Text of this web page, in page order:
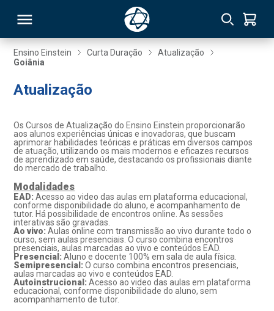
Ensino Einstein Curta Duração
Atualização
Goiânia
Atualização
Os Cursos de Atualização do Ensino Einstein proporcionarão
aos alunos experiências únicas e inovadoras, que buscam
aprimorar habilidades teóricas e práticas em diversos campos
de atuação, utilizando os mais modernos e eficazes recursos
de aprendizado em saúde, destacando os profissionais diante
do mercado de trabalho.
Modalidades
EAD:Acesso ao video das aulas em plataforma educacional,
conforme disponibilidade do aluno, e acompanhamento de
tutor. Há possibilidade de encontros online. As sessões
interativas são gravadas.
Ao vivo: Aulas online com transmissão ao vivo durante todo o
curso, sem aulas presenciais. O curso combina encontros
presenciais, aulas marcadas ao vivo e conteúdos EAD.
Presencial:Aluno e docente 100% em sala de aula física.
Semipresencial:O curso combina encontros presenciais,
aulas marcadas ao vivo e conteúdos EAD.
Autoinstrucional:Acesso ao video das aulas em plataforma
educacional, conforme disponibilidade do aluno, sem
acompanhamento de tutor.